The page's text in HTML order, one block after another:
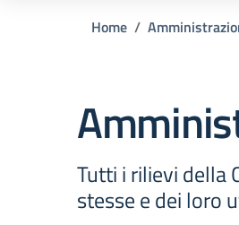
Home
Tutti i rilievi della
stesse e dei loro